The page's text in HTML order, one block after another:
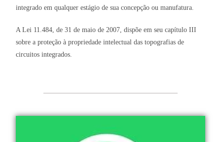
integrado em qualquer estágio de sua concepção ou manufatura.
A Lei 11.484, de 31 de maio de 2007, dispõe em seu capítulo III
sobre a proteção à propriedade intelectual das topografias de
circuitos integrados.